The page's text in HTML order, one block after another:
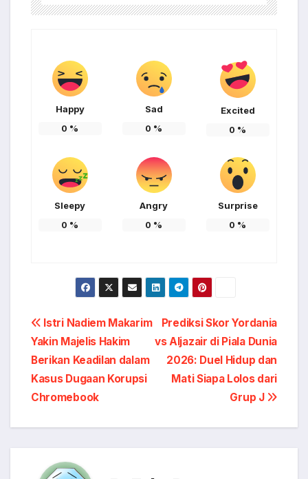
Happy
0 %
Sad
0 %
Excited
0 %
Sleepy
0 %
Angry
0 %
Surprise
0 %
Post
navigation
Prediksi Skor Yordania
vs Aljazair di Piala Dunia
2026: Duel Hidup dan
Mati Siapa Lolos dari
Grup J
Istri Nadiem Makarim
Yakin Majelis Hakim
Berikan Keadilan dalam
Kasus Dugaan Korupsi
Chromebook